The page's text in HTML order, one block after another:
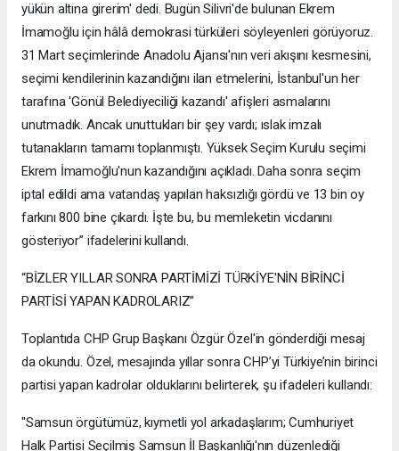
yükün altına girerim' dedi. Bugün Silivri'de bulunan Ekrem
İmamoğlu için hâlâ demokrasi türküleri söyleyenleri görüyoruz.
31 Mart seçimlerinde Anadolu Ajansı'nın veri akışını kesmesini,
seçimi kendilerinin kazandığını ilan etmelerini, İstanbul'un her
tarafına 'Gönül Belediyeciliği kazandı' afişleri asmalarını
unutmadık. Ancak unuttukları bir şey vardı; ıslak imzalı
tutanakların tamamı toplanmıştı. Yüksek Seçim Kurulu seçimi
Ekrem İmamoğlu'nun kazandığını açıkladı. Daha sonra seçim
iptal edildi ama vatandaş yapılan haksızlığı gördü ve 13 bin oy
farkını 800 bine çıkardı. İşte bu, bu memleketin vicdanını
gösteriyor” ifadelerini kullandı.
“BİZLER YILLAR SONRA PARTİMİZİ TÜRKİYE'NİN BİRİNCİ
PARTİSİ YAPAN KADROLARIZ”
Toplantıda CHP Grup Başkanı Özgür Özel'in gönderdiği mesaj
da okundu. Özel, mesajında yıllar sonra CHP’yi Türkiye’nin birinci
partisi yapan kadrolar olduklarını belirterek, şu ifadeleri kullandı:
"Samsun örgütümüz, kıymetli yol arkadaşlarım; Cumhuriyet
Halk Partisi Seçilmiş Samsun İl Başkanlığı'nın düzenlediği